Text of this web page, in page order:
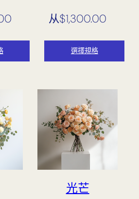
从$1,300.00
選擇規格
光芒